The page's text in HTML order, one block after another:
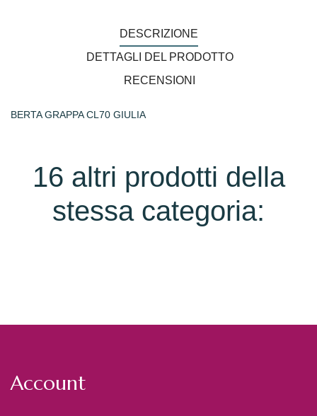
DESCRIZIONE
DETTAGLI DEL PRODOTTO
RECENSIONI
BERTA GRAPPA CL70 GIULIA
16 altri prodotti della
stessa categoria:
Account